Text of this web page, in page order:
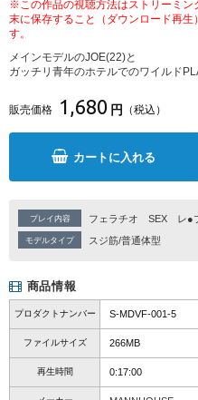
※この作品の視聴方法はストリーミン
末に保存すること（ダウンロード再
す。
メインモデルのJOE(22)と
ガッチリ青年のホテルでのワイルド
販売価格 1,680 円 （税込）
カートに入れる
プレイ内容 フェラチオ SEX レ●
モデルタイプ スジ筋/普通体型
商品情報
プロダクトナンバー S-MDVF-001-5
ファイルサイズ 266MB
再生時間 0:17:00